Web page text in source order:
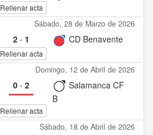
Rellenar acta
Sábado, 28 de Marzo de 2026
2· 1 CD Benavente
Rellenar acta
Domingo, 12 de Abril de 2026
0· 2
Salamanca CF
B
Rellenar acta
Sábado, 18 de Abril de 2026